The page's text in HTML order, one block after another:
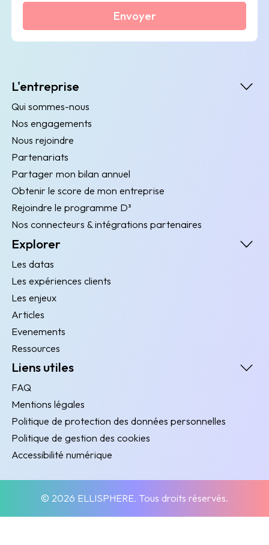
Envoyer
L'entreprise
Qui sommes-nous
Nos engagements
Nous rejoindre
Partenariats
Partager mon bilan annuel
Obtenir le score de mon entreprise
Rejoindre le programme D³
Nos connecteurs & intégrations partenaires
Explorer
Les datas
Les expériences clients
Les enjeux
Articles
Evenements
Ressources
Liens utiles
FAQ
Mentions légales
Politique de protection des données personnelles
Politique de gestion des cookies
Accessibilité numérique
© 2026 ELLISPHERE. Tous droits réservés.